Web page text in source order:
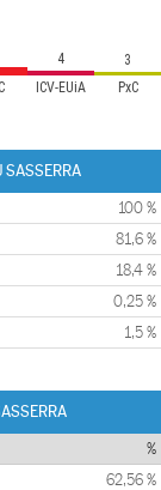
ICV-EUiA PxC
4 3
SASSERRA
100 %
81,6 %
18,4 %
0,25 %
1,5 %
%
62,56 %